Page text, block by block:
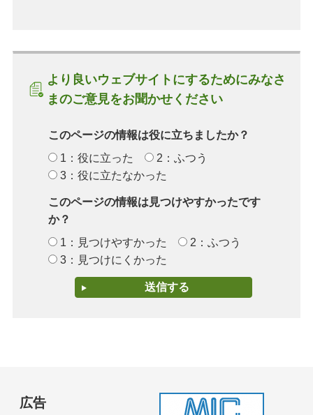
より良いウェブサイトにするためにみなさ
まのご意見をお聞かせください
このページの情報は役に立ちましたか？
1：役に立った
2：ふつう
3：役に立たなかった
このページの情報は見つけやすかったです
か？
1：見つけやすかった
2：ふつう
3：見つけにくかった
広告